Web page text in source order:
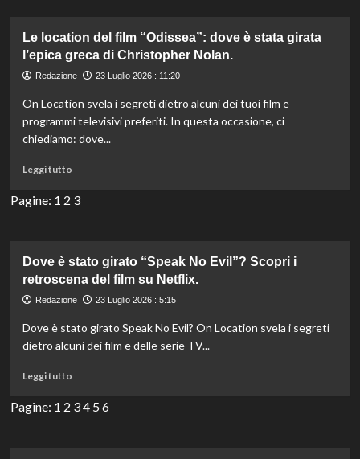
tra
le
città
più
d’Europa,
mentre
una
città
svetta
Le location del film “Odissea”: dove è stata girata
l’epica greca di Christopher Nolan.
Redazione 23 Luglio 2026 : 11:20
On Location svela i segreti dietro alcuni dei tuoi film e
programmi televisivi preferiti. In questa occasione, ci
chiediamo: dove...
Leggi tuttoLeggi
più
del
film
dove
stata
girata
greca
Christopher
Pagine: 1 2 3
Dove è stato girato “Speak No Evil”? Scopri i
retroscena del film su Netflix.
Redazione 23 Luglio 2026 : 5:15
Dove è stato girato Speak No Evil? On Location svela i segreti
dietro alcuni dei film e delle serie TV...
Leggi tuttoLeggi
più
Pagine: 1 2 34 5 6